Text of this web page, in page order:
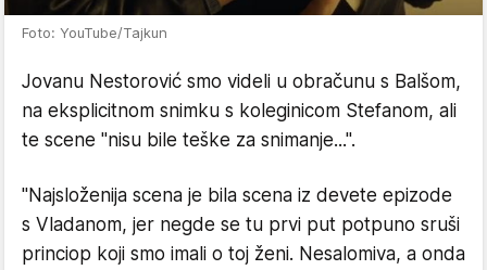
Foto: YouTube/Tajkun
Jovanu Nestorović smo videli u obračunu s Balšom,
na eksplicitnom snimku s koleginicom Stefanom, ali
te scene "nisu bile teške za snimanje...".
"Najsloženija scena je bila scena iz devete epizode
s Vladanom, jer negde se tu prvi put potpuno sruši
princiop koji smo imali o toj ženi. Nesalomiva, a onda